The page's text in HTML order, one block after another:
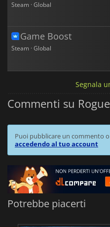
Steam · Global
Game Boost
Steam · Global
Segnala
Commenti su
Puoi pubblicare un commento
accedendo al tuo account
Potrebbe piacerti